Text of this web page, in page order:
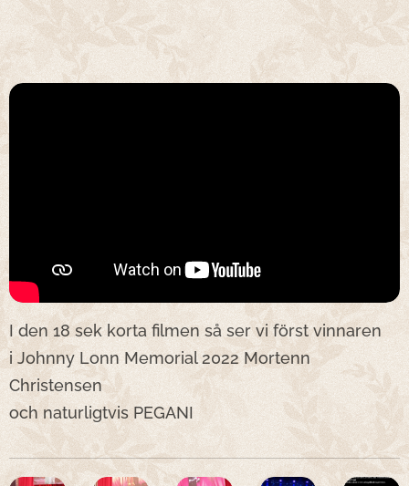
I den 18 sek korta filmen så ser vi först vinnaren
i Johnny Lonn Memorial 2022 Mortenn
Christensen
och naturligtvis PEGANI